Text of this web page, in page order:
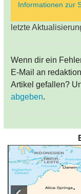
Informationen zur
letzte
Wenn dir ein
E-Mail an
Artikel gefallen?
abgeben.